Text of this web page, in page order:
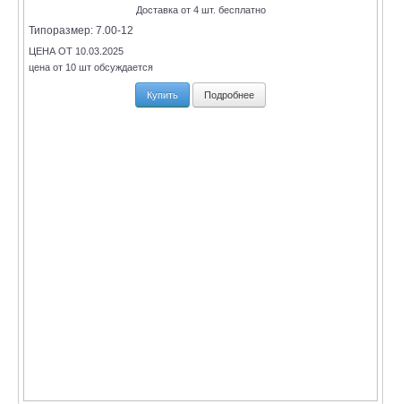
Доставка от 4 шт. бесплатно
Типоразмер: 7.00-12
ЦЕНА ОТ 10.03.2025
цена от 10 шт обсуждается
Купить Подробнее